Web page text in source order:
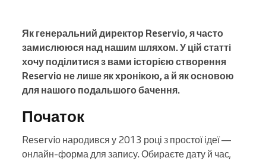
Як генеральний директор Reservio, я часто
замислююся над нашим шляхом. У цій статті
хочу поділитися з вами історією створення
Reservio не лише як хронікою, а й як основою
для нашого подальшого бачення.
Початок
Reservio народився у 2013 році з простої ідеї —
онлайн-форма для запису. Обираєте дату й час,